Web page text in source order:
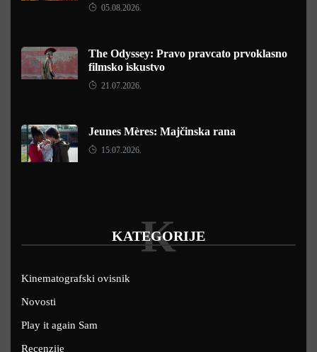
05.08.2026.
The Odyssey: Pravo pravcato prvoklasno
filmsko iskustvo
21.07.2026.
Jeunes Mères: Majčinska rana
15.07.2026.
KATEGORIJE
K
Kinematografski ovisnik
Novosti
Play it again Sam
Recenzije